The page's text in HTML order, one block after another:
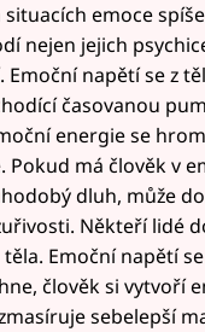
emoce
nejen jejich
Emoční napětí se z
časovanou
energie se
Pokud má člověk v
dluh, může
Někteří lidé
Emoční napětí
člověk si vytvoří
sebelepší